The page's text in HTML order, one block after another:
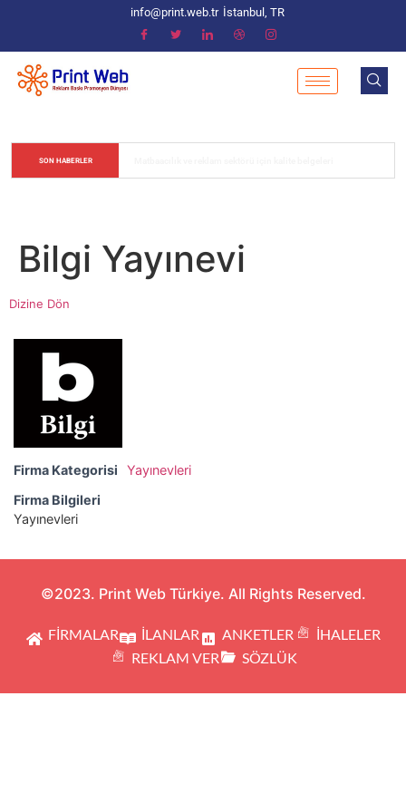
info@print.web.tr İstanbul, TR
SON HABERLER
Bilgi Yayınevi
Dizine Dön
Firma Kategorisi
Yayınevleri
Firma Bilgileri
Yayınevleri
©2023. Print Web Türkiye. All Rights Reserved.
FİRMALAR İLANLAR ANKETLER
İHALELER
REKLAM VER
SÖZLÜK